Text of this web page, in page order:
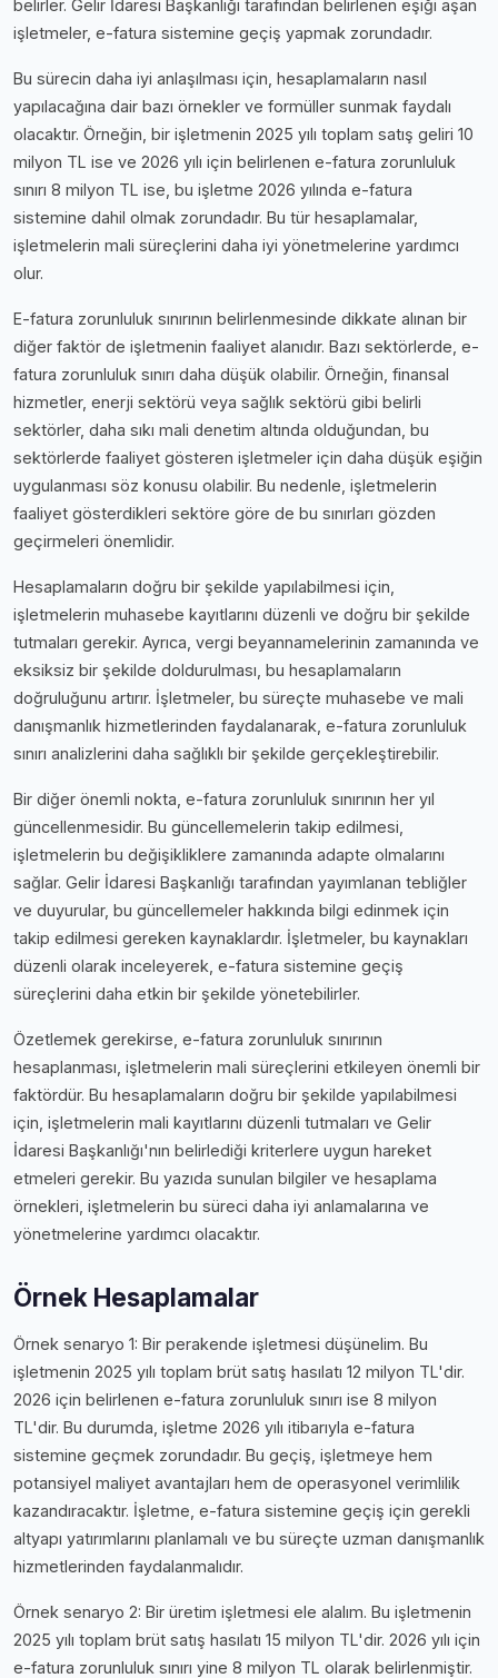
belirler. Gelir İdaresi Başkanlığı tarafından belirlenen eşiği aşan
işletmeler, e-fatura sistemine geçiş yapmak zorundadır.
Bu sürecin daha iyi anlaşılması için, hesaplamaların nasıl
yapılacağına dair bazı örnekler ve formüller sunmak faydalı
olacaktır. Örneğin, bir işletmenin 2025 yılı toplam satış geliri 10
milyon TL ise ve 2026 yılı için belirlenen e-fatura zorunluluk
sınırı 8 milyon TL ise, bu işletme 2026 yılında e-fatura
sistemine dahil olmak zorundadır. Bu tür hesaplamalar,
işletmelerin mali süreçlerini daha iyi yönetmelerine yardımcı
olur.
E-fatura zorunluluk sınırının belirlenmesinde dikkate alınan bir
diğer faktör de işletmenin faaliyet alanıdır. Bazı sektörlerde, e-
fatura zorunluluk sınırı daha düşük olabilir. Örneğin, finansal
hizmetler, enerji sektörü veya sağlık sektörü gibi belirli
sektörler, daha sıkı mali denetim altında olduğundan, bu
sektörlerde faaliyet gösteren işletmeler için daha düşük eşiğin
uygulanması söz konusu olabilir. Bu nedenle, işletmelerin
faaliyet gösterdikleri sektöre göre de bu sınırları gözden
geçirmeleri önemlidir.
Hesaplamaların doğru bir şekilde yapılabilmesi için,
işletmelerin muhasebe kayıtlarını düzenli ve doğru bir şekilde
tutmaları gerekir. Ayrıca, vergi beyannamelerinin zamanında ve
eksiksiz bir şekilde doldurulması, bu hesaplamaların
doğruluğunu artırır. İşletmeler, bu süreçte muhasebe ve mali
danışmanlık hizmetlerinden faydalanarak, e-fatura zorunluluk
sınırı analizlerini daha sağlıklı bir şekilde gerçekleştirebilir.
Bir diğer önemli nokta, e-fatura zorunluluk sınırının her yıl
güncellenmesidir. Bu güncellemelerin takip edilmesi,
işletmelerin bu değişikliklere zamanında adapte olmalarını
sağlar. Gelir İdaresi Başkanlığı tarafından yayımlanan tebliğler
ve duyurular, bu güncellemeler hakkında bilgi edinmek için
takip edilmesi gereken kaynaklardır. İşletmeler, bu kaynakları
düzenli olarak inceleyerek, e-fatura sistemine geçiş
süreçlerini daha etkin bir şekilde yönetebilirler.
Özetlemek gerekirse, e-fatura zorunluluk sınırının
hesaplanması, işletmelerin mali süreçlerini etkileyen önemli bir
faktördür. Bu hesaplamaların doğru bir şekilde yapılabilmesi
için, işletmelerin mali kayıtlarını düzenli tutmaları ve Gelir
İdaresi Başkanlığı'nın belirlediği kriterlere uygun hareket
etmeleri gerekir. Bu yazıda sunulan bilgiler ve hesaplama
örnekleri, işletmelerin bu süreci daha iyi anlamalarına ve
yönetmelerine yardımcı olacaktır.
Örnek Hesaplamalar
Örnek senaryo 1: Bir perakende işletmesi düşünelim. Bu
işletmenin 2025 yılı toplam brüt satış hasılatı 12 milyon TL'dir.
2026 için belirlenen e-fatura zorunluluk sınırı ise 8 milyon
TL'dir. Bu durumda, işletme 2026 yılı itibarıyla e-fatura
sistemine geçmek zorundadır. Bu geçiş, işletmeye hem
potansiyel maliyet avantajları hem de operasyonel verimlilik
kazandıracaktır. İşletme, e-fatura sistemine geçiş için gerekli
altyapı yatırımlarını planlamalı ve bu süreçte uzman danışmanlık
hizmetlerinden faydalanmalıdır.
Örnek senaryo 2: Bir üretim işletmesi ele alalım. Bu işletmenin
2025 yılı toplam brüt satış hasılatı 15 milyon TL'dir. 2026 yılı için
e-fatura zorunluluk sınırı yine 8 milyon TL olarak belirlenmiştir.